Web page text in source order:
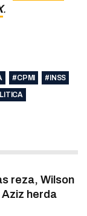
.
#CPMI
#INSS
reza, Wilson
herda